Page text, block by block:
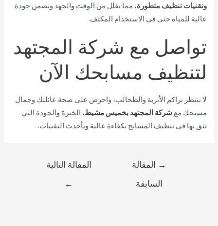
وتقنيات تنظيف متطورة، مما يقلل من الوقت والجهد ويضمن جودة
عالية للمياه حتى في الاستخدام المكثف.
تواصل مع شركة المجتهد
لتنظيف مسابحك الآن
لا تنتظر تراكم الأتربة والطحالب، واحرص على صحة عائلتك وجمال
مسبحك مع شركة المجتهد بخميس مشيط، الخبرة والجودة التي
تثق بها في تنظيف المسابح بكفاءة عالية وبأحدث التقنيات.
→ المقالة
السابقة
المقالة التالية
←